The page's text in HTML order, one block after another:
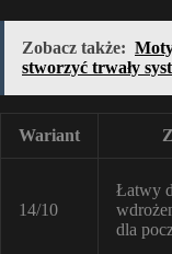
Zobacz także:
stworzyć trwały
Wariant
14/10
Łatwy
dla